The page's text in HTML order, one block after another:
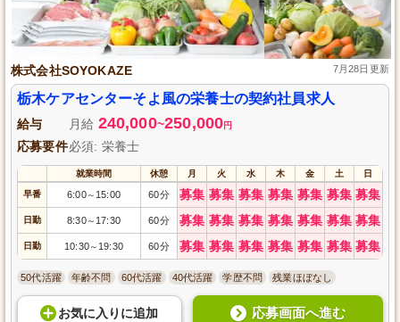
株式会社SOYOKAZE 7月28日更新
栃木ケアセンターそよ風の栄養士の契約社員求人
給与 月給 240,000~250,000円
応募要件必須: 栄養士
就業時間 休憩 月 火 水 木 金 土 日
早番 6:00～ 15:00 60分 募集 募集 募集 募集 募集 募集 募集
日勤 8:30～ 17:30 60分 募集 募集 募集 募集 募集 募集 募集
日勤 10:30～ 19:30 60分 募集 募集 募集 募集 募集 募集 募集
50代活躍 年齢不問 60代活躍 40代活躍 学歴不問 残業ほぼなし
お気に入り に追加 応募画面へ進む